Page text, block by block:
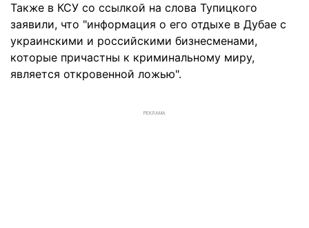
Также в КСУ со ссылкой на слова Тупицкого
заявили, что "информация о его отдыхе в Дубае с
украинскими и российскими бизнесменами,
которые причастны к криминальному миру,
является откровенной ложью".
РЕКЛАМА